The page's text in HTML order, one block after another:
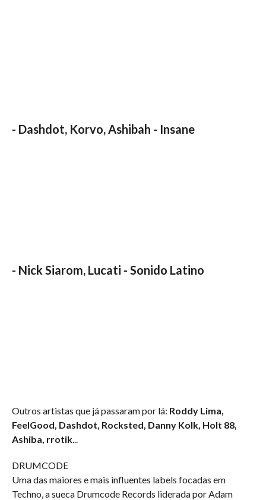
- Dashdot, Korvo, Ashibah - Insane
- Nick Siarom, Lucati - Sonido Latino
Outros artistas que já passaram por lá: Roddy Lima,
FeelGood, Dashdot, Rocksted, Danny Kolk, Holt 88,
Ashiba, rrotik...
DRUMCODE
Uma das maiores e mais influentes labels focadas em
Techno, a sueca Drumcode Records liderada por Adam